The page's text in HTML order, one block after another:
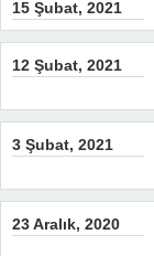
15 Şubat, 2021
12 Şubat, 2021
3 Şubat, 2021
23 Aralık, 2020